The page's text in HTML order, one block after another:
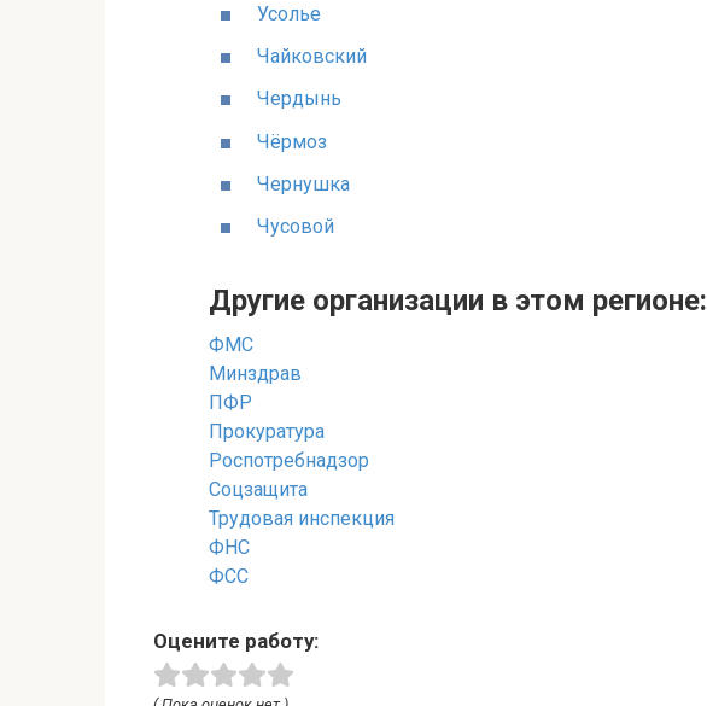
Усолье
Чайковский
Чердынь
Чёрмоз
Чернушка
Чусовой
Другие организации в этом регионе:
ФМС
Минздрав
ПФР
Прокуратура
Роспотребнадзор
Соцзащита
Трудовая инспекция
ФНС
ФСС
Оцените работу: